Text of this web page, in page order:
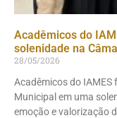
Acadêmicos do
solenidade na
28/05/2026
Acadêmicos do
Municipal em uma
emoção e valorização